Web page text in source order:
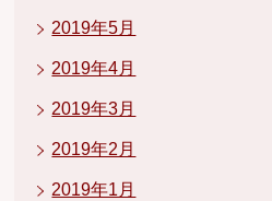
2019年5月
2019年4月
2019年3月
2019年2月
2019年1月